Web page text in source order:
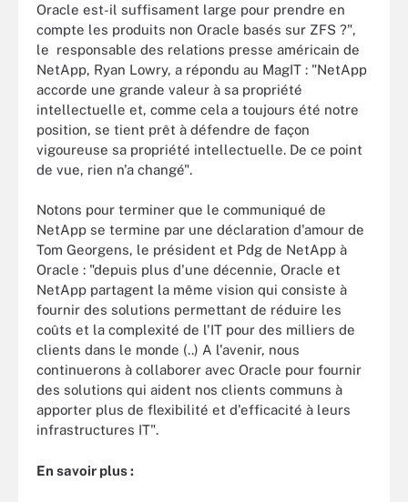
Oracle est-il suffisament large pour prendre en
compte les produits non Oracle basés sur ZFS ?",
le responsable des relations presse américain de
NetApp, Ryan Lowry, a répondu au MagIT : "NetApp
accorde une grande valeur à sa propriété
intellectuelle et, comme cela a toujours été notre
position, se tient prêt à défendre de façon
vigoureuse sa propriété intellectuelle. De ce point
de vue, rien n'a changé".
Notons pour terminer que le communiqué de
NetApp se termine par une déclaration d'amour de
Tom Georgens, le président et Pdg de NetApp à
Oracle : "depuis plus d'une décennie, Oracle et
NetApp partagent la même vision qui consiste à
fournir des solutions permettant de réduire les
coûts et la complexité de l'IT pour des milliers de
clients dans le monde (..) A l'avenir, nous
continuerons à collaborer avec Oracle pour fournir
des solutions qui aident nos clients communs à
apporter plus de flexibilité et d'efficacité à leurs
infrastructures IT".
En savoir plus :